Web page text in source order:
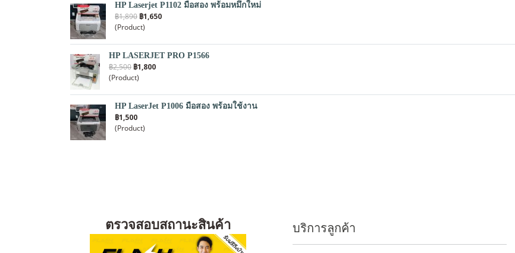
HP Laserjet P1102 มือสอง พร้อมหมึกใหม่
฿1,890 ฿1,650
(Product)
HP LASERJET PRO P1566
฿2,500 ฿1,800
(Product)
HP LaserJet P1006 มือสอง พร้อมใช้งาน
฿1,500
(Product)
ตรวจสอบสถานะสินค้า บริการลูกค้า